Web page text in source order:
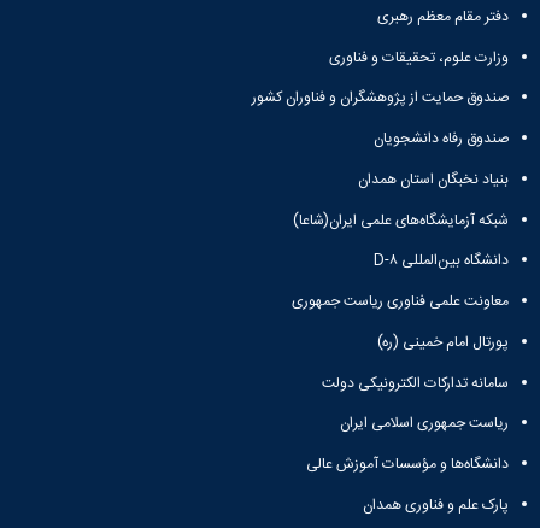
و
تکمیلی
معاونت
معاونت
پژوهش
و
فناوری
فرهنگی
و
نهاد
نمایندگی
مقام
معظم
تماس
با
و
معماری
دامپزشکی
علوم
پایه
علوم
اقتصادی
اجتماعی
دانشکده
اقماری
دفتر مقام معظم رهبری
وزارت علوم، تحقیقات و فناوری
صندوق حمایت از پژوهشگران و فناوران کشور
صندوق رفاه دانشجویان
بنیاد نخبگان استان همدان
شبکه آزمایشگاه‌های علمی ایران(شاعا)
دانشگاه بین‌المللی D-۸
معاونت علمی فناوری ریاست جمهوری
پورتال امام خمینی (ره)
سامانه تدارکات الکترونیکی دولت
ریاست جمهوری اسلامی ایران
دانشگاه‌ها و مؤسسات آموزش عالی
پارک علم و فناوری همدان